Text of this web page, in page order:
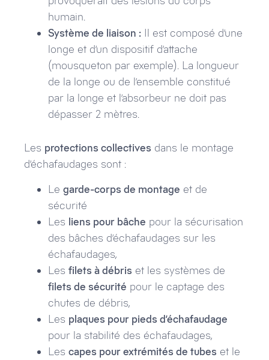
humain.
Système de liaison : Il est composé d’une
longe et d’un dispositif d’attache
(mousqueton par exemple). La longueur
de la longe ou de l’ensemble constitué
par la longe et l’absorbeur ne doit pas
dépasser 2 mètres.
Les protections collectives dans le montage
d’échafaudages sont :
Le garde-corps de montage et de
sécurité
Les liens pour bâche pour la sécurisation
des bâches d’échafaudages sur les
échafaudages,
Les filets à débris et les systèmes de
filets de sécurité pour le captage des
chutes de débris,
Les plaques pour pieds d’échafaudage
pour la stabilité des échafaudages,
Les capes pour extrémités de tubes et le